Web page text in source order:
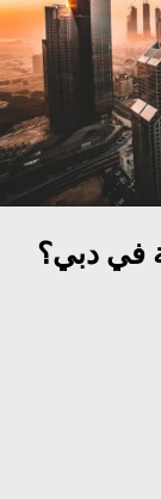
في دبي؟